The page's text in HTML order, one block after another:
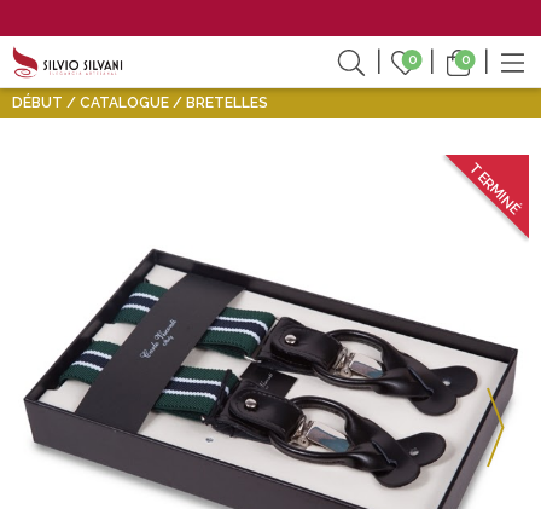
0 0
DÉBUT CATALOGUE BRETELLES
TERMINÉ